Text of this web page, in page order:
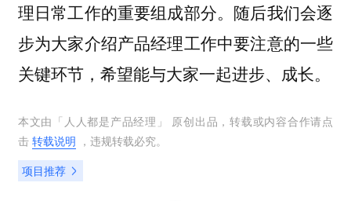
理日常工作的重要组成部分。随后我们会逐
步为大家介绍产品经理工作中要注意的一些
关键环节，希望能与大家一起进步、成长。
本文由「 人人都是产品经理 」 原创出品，转载或内容合作请点
击 转载说明 ，违规转载必究。
项目推荐